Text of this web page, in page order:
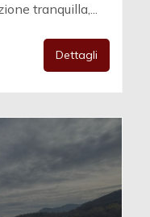
tranquilla,...
Dettagli